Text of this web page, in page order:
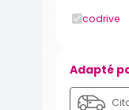
codrive
Adapté